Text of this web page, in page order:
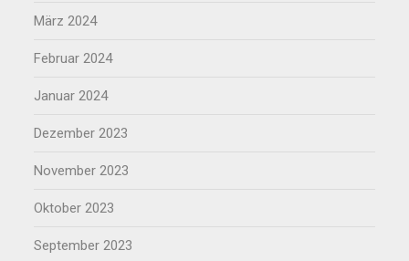
März 2024
Februar 2024
Januar 2024
Dezember 2023
November 2023
Oktober 2023
September 2023